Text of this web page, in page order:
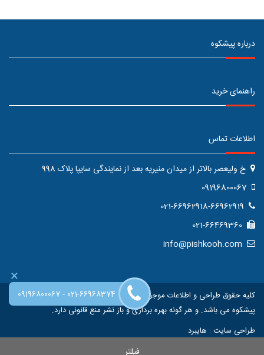
فیلتر
درباره پیشکوه
راهنمای خرید
اطلاعات تماس
خ ولیعصر بالاتر از میدان منیریه بعد از نمایندگی سایپا پلاک 998
کلیه حقوق طراحی و اطلاعات موجود در این سایت متعلق به فروشگاه اینترنتی
پیشکوه می باشد. و هر گونه بهره برداری و باز نشر منع قانونی دارد.
طراحی سایت: هایبرد
×
09196800067- 021-66968374